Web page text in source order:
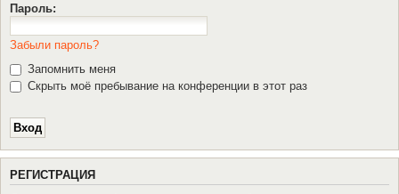
Пароль:
Забыли пароль?
Запомнить меня
Скрыть моё пребывание на конференции в этот раз
РЕГИСТРАЦИЯ